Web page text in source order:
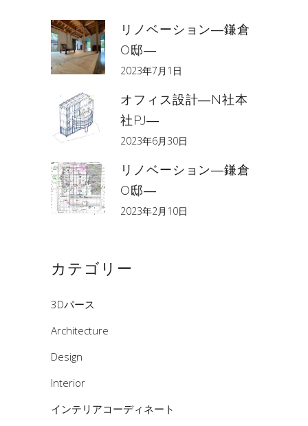
リノベーション―鎌倉
O邸―
2023年7月1日
オフィス設計―N社本
社PJ―
2023年6月30日
リノベーション―鎌倉
O邸―
2023年2月10日
カテゴリー
3Dパース
Architecture
Design
Interior
インテリアコーディネート